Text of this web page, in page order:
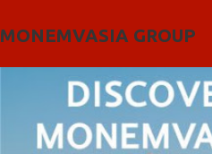
MONEMVASIA GROUP